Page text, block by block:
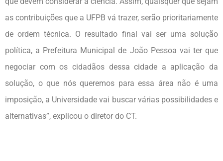
as contribuições que a UFPB vá trazer, serão prioritariamente
de ordem técnica. O resultado final vai ser uma solução
política, a Prefeitura Municipal de João Pessoa vai ter que
negociar com os cidadãos dessa cidade a aplicação da
solução, o que nós queremos para essa área não é uma
imposição, a Universidade vai buscar várias possibilidades e
alternativas”, explicou o diretor do CT.